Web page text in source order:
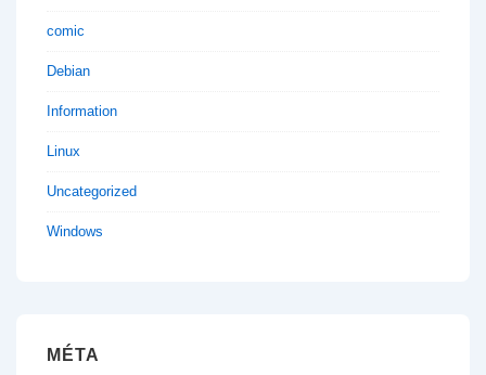
comic
Debian
Information
Linux
Uncategorized
Windows
MÉTA